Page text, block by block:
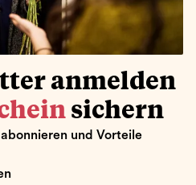
anmelden
sichern
und Vorteile